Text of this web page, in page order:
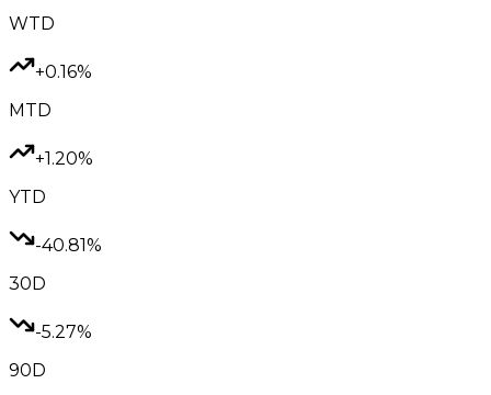
WTD
+0.16%
MTD
+1.20%
YTD
-40.81%
30D
-5.27%
90D